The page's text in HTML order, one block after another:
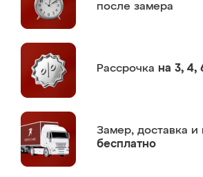
после замера
Рассрочка на 3, 4,
Замер, доставка
бесплатно